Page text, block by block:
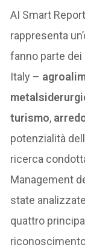
AI Smart
rappresenta
fanno parte
Italy –
turismo,
potenzialità
ricerca
Management
state
quattro